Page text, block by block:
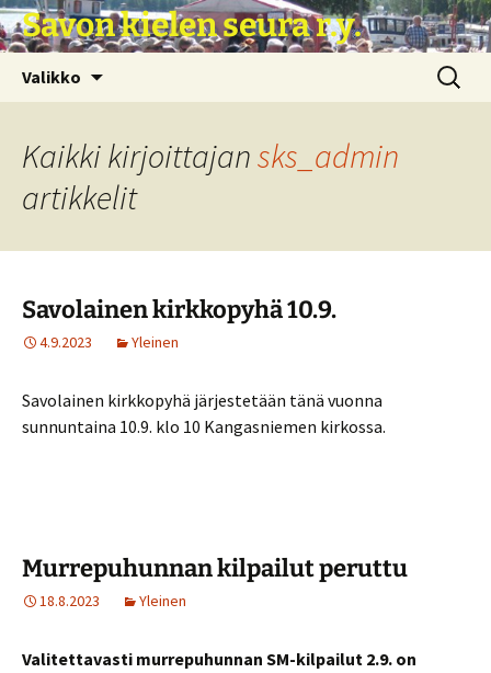
Siirry
sisältöön
Savon kielen seura r.y.
Valikko Haku:
Kaikki kirjoittajansks_admin
artikkelit
Savolainen kirkkopyhä 10.9.
4.9.2023 Yleinen
Savolainen kirkkopyhä järjestetään tänä vuonna
sunnuntaina 10.9. klo 10 Kangasniemen kirkossa.
Murrepuhunnan kilpailut peruttu
18.8.2023 Yleinen
Valitettavasti murrepuhunnan SM-kilpailut 2.9. on